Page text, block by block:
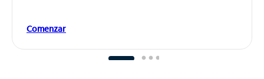
Comenzar